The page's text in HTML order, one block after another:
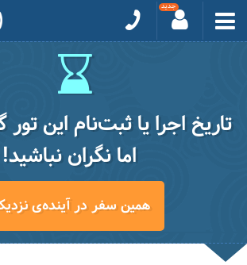
تاریخ اجرا یا ثبت‌نام این
اما نگران نباشید!
همین سفر در آینده‌ی